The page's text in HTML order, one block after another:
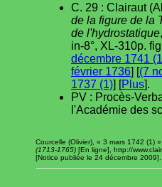
C. 29 : Clairaut
de la figure de la
de l'hydrostatique
in-8°, XL-310p.
décembre 1741
février 1736] [(7
1737 (1)] [Plus].
PV : Procès-
l'Académie des
Courcelle (Olivier), « 3 mars 1742 (1) »,
(1713-1765) [En ligne], http://
[Notice publiée le 24 décembre 2009].